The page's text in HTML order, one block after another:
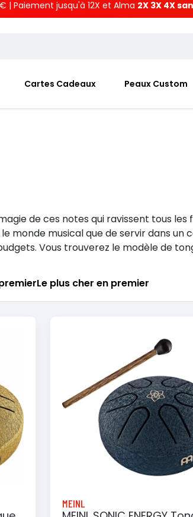
| Paiement jusqu'à 12X et Alma 2X 3X 4X
Cartes Cadeaux Peaux Custom
de ces notes qui ravissent tous
musical que de servir dans un
Vous trouverez le modèle de
Le plus cher en premier
MEINL